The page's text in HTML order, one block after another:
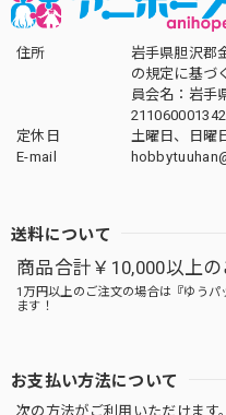
住所
岩手県胆沢
の規定に基
員会名：岩
定休日
土曜日、日曜
E-mail
送料について
商品合計￥10,000以上
1万円以上のご注文の場合は『ゆう
ます！
お支払い方法について
次の方法がご利用いただけます。